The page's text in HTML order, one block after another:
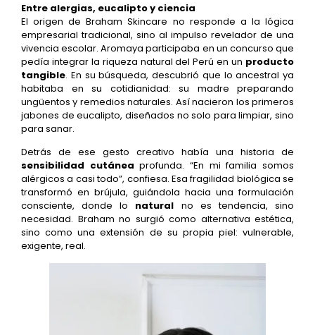
Entre alergias, eucalipto y ciencia
El origen de Braham Skincare no responde a la lógica
empresarial tradicional, sino al impulso revelador de una
vivencia escolar. Aromaya participaba en un concurso que
pedía integrar la riqueza natural del Perú en un producto
tangible. En su búsqueda, descubrió que lo ancestral ya
habitaba en su cotidianidad: su madre preparando
ungüentos y remedios naturales. Así nacieron los primeros
jabones de eucalipto, diseñados no solo para limpiar, sino
para sanar.
Detrás de ese gesto creativo había una historia de
sensibilidad cutáneaprofunda. “En mi familia somos
alérgicos a casi todo”, confiesa. Esa fragilidad biológica se
transformó en brújula, guiándola hacia una formulación
consciente, donde lo natural no es tendencia, sino
necesidad. Braham no surgió como alternativa estética,
sino como una extensión de su propia piel: vulnerable,
exigente, real.